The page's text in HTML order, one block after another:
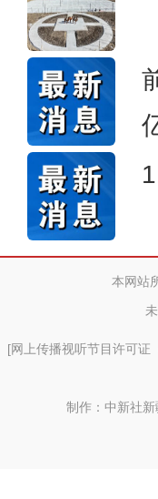
本网站
[网上传播视听节目许可证
制作：中新